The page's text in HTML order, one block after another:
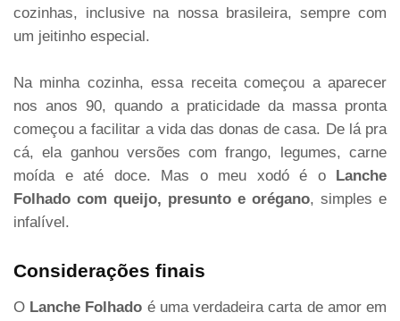
cozinhas, inclusive na nossa brasileira, sempre com
um jeitinho especial.
Na minha cozinha, essa receita começou a aparecer
nos anos 90, quando a praticidade da massa pronta
começou a facilitar a vida das donas de casa. De lá pra
cá, ela ganhou versões com frango, legumes, carne
moída e até doce. Mas o meu xodó é o Lanche
Folhado com queijo, presunto e orégano, simples e
infalível.
Considerações finais
O Lanche Folhado é uma verdadeira carta de amor em